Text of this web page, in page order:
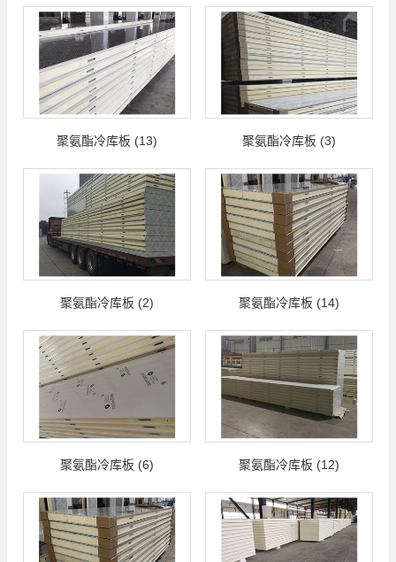
聚氨酯冷库板 (13) 聚氨酯冷库板 (3)
聚氨酯冷库板 (2) 聚氨酯冷库板 (14)
聚氨酯冷库板 (6) 聚氨酯冷库板 (12)